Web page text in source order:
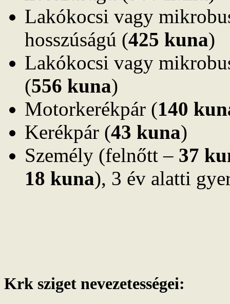
Lakókocsi vagy
hosszúságú (425 kuna)
Lakókocsi vagy
(556 kuna)
Motorkerékpár (140
Kerékpár (43 kuna)
Személy (felnőtt – 37
18 kuna), 3 év alatti
Krk sziget nevezetességei: